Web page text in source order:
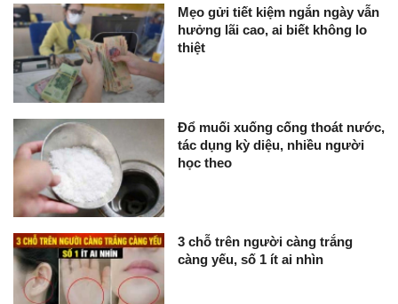
Mẹo gửi tiết kiệm ngắn ngày vẫn
hưởng lãi cao, ai biết không lo
thiệt
Đổ muối xuống cống thoát nước,
tác dụng kỳ diệu, nhiều người
học theo
3 chỗ trên người càng trắng
càng yếu, số 1 ít ai nhìn